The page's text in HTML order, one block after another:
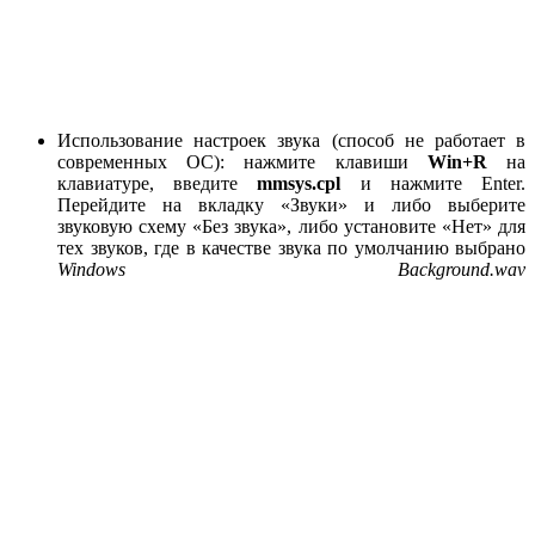
Использование настроек звука (способ не работает в
современных ОС): нажмите клавиши Win+R на
клавиатуре, введитеmmsys.cpl и нажмите Enter.
Перейдите на вкладку «Звуки» и либо выберите
звуковую схему «Без звука», либо установите «Нет» для
тех звуков, где в качестве звука по умолчанию выбрано
Windows Background.wav